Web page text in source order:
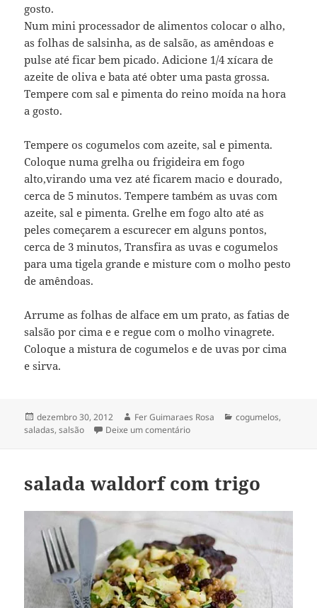
gosto.
Num mini processador de alimentos colocar o alho,
as folhas de salsinha, as de salsão, as amêndoas e
pulse até ficar bem picado. Adicione 1/4 xícara de
azeite de oliva e bata até obter uma pasta grossa.
Tempere com sal e pimenta do reino moída na hora
a gosto.
Tempere os cogumelos com azeite, sal e pimenta.
Coloque numa grelha ou frigideira em fogo
alto,virando uma vez até ficarem macio e dourado,
cerca de 5 minutos. Tempere também as uvas com
azeite, sal e pimenta. Grelhe em fogo alto até as
peles começarem a escurecer em alguns pontos,
cerca de 3 minutos, Transfira as uvas e cogumelos
para uma tigela grande e misture com o molho pesto
de amêndoas.
Arrume as folhas de alface em um prato, as fatias de
salsão por cima e e regue com o molho vinagrete.
Coloque a mistura de cogumelos e de uvas por cima
e sirva.
Publicado
em
dezembro 30, 2012 Autor
Fer Guimaraes Rosa Categorias
cogumelos,
saladas,salsão Deixe um comentárioem salada de salsão, uva e
salada waldorf com trigo